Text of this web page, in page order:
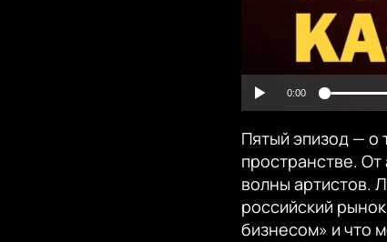
0:00
Пятый эпизод — о
пространстве.
волны артистов.
российский
бизнесом» и что